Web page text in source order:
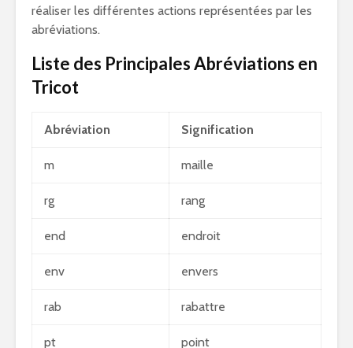
réaliser les différentes actions représentées par les
abréviations.
Liste des Principales Abréviations en
Tricot
Abréviation Signification
m maille
rg rang
end endroit
env envers
rab rabattre
pt point